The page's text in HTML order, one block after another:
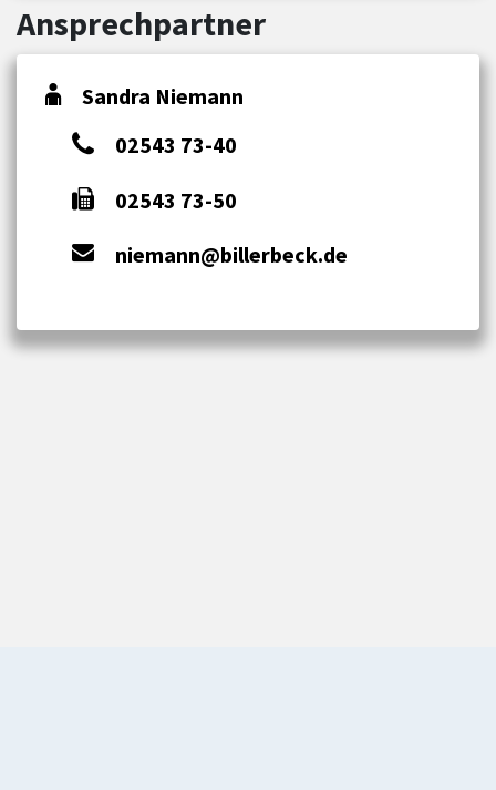
Ansprechpartner
Sandra Niemann
02543 73-40
02543 73-50
niemann@billerbeck.de